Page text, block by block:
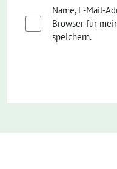
Name, E-Mail-
Browser für
speichern.